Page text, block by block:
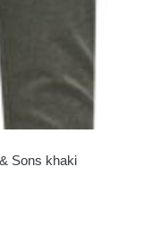
Sons khaki